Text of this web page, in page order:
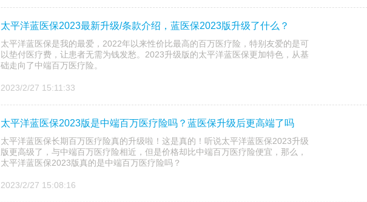
太平洋蓝医保2023最新升级/条款介绍，蓝医保2023版升级了什么？
太平洋蓝医保是我的最爱，2022年以来性价比最高的百万医疗险，特别友爱的是可
以垫付医疗费，让患者无需为钱发愁。2023升级版的太平洋蓝医保更加特色，从基
础走向了中端百万医疗险。
2023/2/27 15:11:33
太平洋蓝医保2023版是中端百万医疗险吗？蓝医保升级后更高端了吗
太平洋蓝医保长期百万医疗险真的升级啦！这是真的！听说太平洋蓝医保2023升级
版更高级了，与中端百万医疗险相近，但是价格却比中端百万医疗险便宜，那么，
太平洋蓝医保2023版真的是中端百万医疗险吗？
2023/2/27 15:08:16